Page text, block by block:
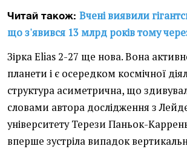
Читай також: Вчені виявили
що з'явився 13 млрд років тому
Зірка Elias 2-27 ще нова. Вона
планети і є осередком космічної
структура асиметрична, що
словами автора дослідження з
університету Терези Паньок-
вперше зустріла випадок